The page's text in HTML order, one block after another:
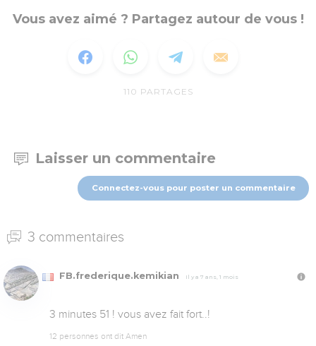
Vous avez aimé ? Partagez autour de vous !
110 PARTAGES
Laisser un commentaire
Connectez-vous pour poster un commentaire
3 commentaires
FB.frederique.kemikian Il y a 7 ans, 1 mois
3 minutes 51 ! vous avez fait fort..!
12 personnes ont dit Amen